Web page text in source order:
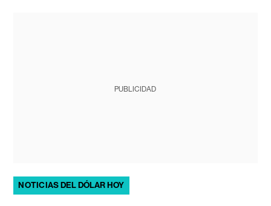
PUBLICIDAD
NOTICIAS DEL DÓLAR HOY